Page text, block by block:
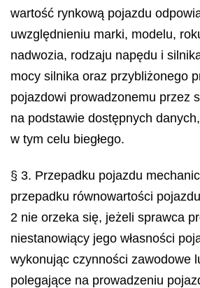
wartość rynkową pojazdu
uwzględnieniu marki, modelu,
nadwozia, rodzaju napędu i
mocy silnika oraz przybliżonego
pojazdowi prowadzonemu przez
na podstawie dostępnych
w tym celu biegłego.
§ 3. Przepadku pojazdu
przepadku równowartości
2 nie orzeka się, jeżeli sprawca
niestanowiący jego własności
wykonując czynności zawodowe
polegające na prowadzeniu